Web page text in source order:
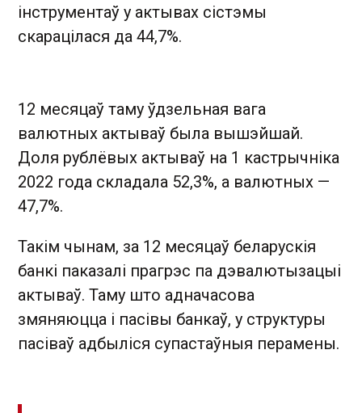
інструментаў у актывах сістэмы
скарацілася да 44,7%.
12 месяцаў таму ўдзельная вага
валютных актываў была вышэйшай.
Доля рублёвых актываў на 1 кастрычніка
2022 года складала 52,3%, а валютных —
47,7%.
Такім чынам, за 12 месяцаў беларускія
банкі паказалі прагрэс па дэвалютызацыі
актываў. Таму што адначасова
змяняюцца і пасівы банкаў, у структуры
пасіваў адбыліся супастаўныя перамены.